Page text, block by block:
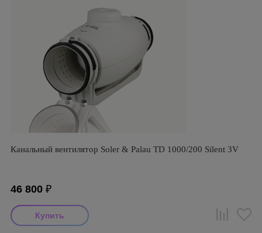
Канальный вентилятор Soler & Palau TD 1000/200 Silent 3V
46 800 ₽